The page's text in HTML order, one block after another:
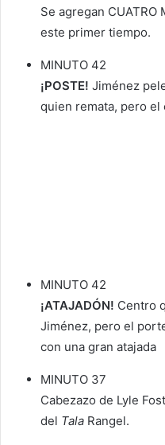
Se agregan CUATRO
este primer tiempo.
MINUTO 42
¡POSTE! Jiménez
quien remata, pero
MINUTO 42
¡ATAJADÓN! Centro
Jiménez, pero el
con una gran atajada
MINUTO 37
Cabezazo de Lyle
del Tala Rangel.